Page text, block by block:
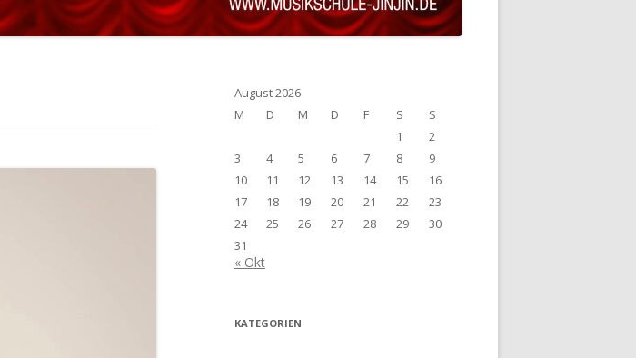
August 2026
M
D M D F S
S
1
2
3
4 5 6 7 8
9
10
11 12 13 14 15
16
17
18 19 20 21 22
23
24
25 26 27 28 29
30
31
« Okt
KATEGORIEN